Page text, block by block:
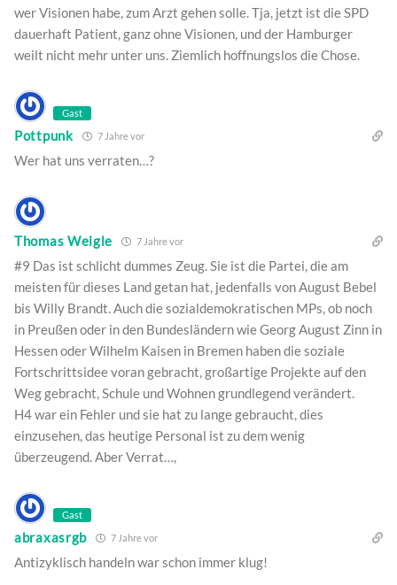
wer Visionen habe, zum Arzt gehen solle. Tja, jetzt ist die SPD
dauerhaft Patient, ganz ohne Visionen, und der Hamburger
weilt nicht mehr unter uns. Ziemlich hoffnungslos die Chose.
Gast
Pottpunk 7 Jahre vor
Wer hat uns verraten…?
Thomas Weigle 7 Jahre vor
#9 Das ist schlicht dummes Zeug. Sie ist die Partei, die am
meisten für dieses Land getan hat, jedenfalls von August Bebel
bis Willy Brandt. Auch die sozialdemokratischen MPs, ob noch
in Preußen oder in den Bundesländern wie Georg August Zinn in
Hessen oder Wilhelm Kaisen in Bremen haben die soziale
Fortschrittsidee voran gebracht, großartige Projekte auf den
Weg gebracht, Schule und Wohnen grundlegend verändert.
H4 war ein Fehler und sie hat zu lange gebraucht, dies
einzusehen, das heutige Personal ist zu dem wenig
überzeugend. Aber Verrat…,
Gast
abraxasrgb 7 Jahre vor
Antizyklisch handeln war schon immer klug!